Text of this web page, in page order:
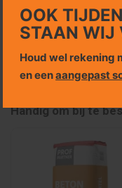
Specificaties
Bezorgkosten en
Handig om bij te
OOK
STAAN WIJ
Houd wel rekening
en eenaangepast